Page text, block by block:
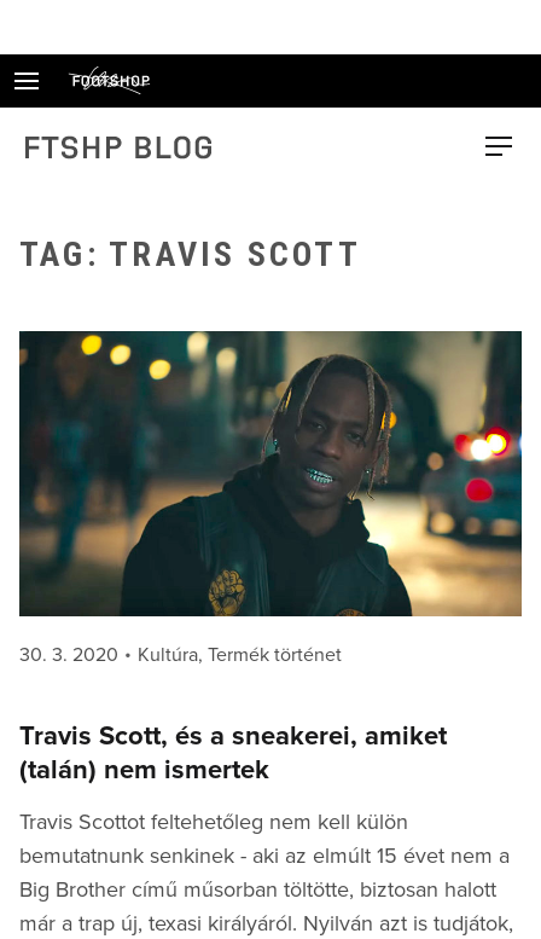
FTSHP blog Menu
TAG: TRAVIS SCOTT
Posted
30. 3. 2020 Categories
Kultúra, Termék történet
Travis Scott, és a sneakerei, amiket
(talán) nem ismertek
Travis Scottot feltehetőleg nem kell külön
bemutatnunk senkinek - aki az elmúlt 15 évet nem a
Big Brother című műsorban töltötte, biztosan halott
már a trap új, texasi királyáról. Nyilván azt is tudjátok,